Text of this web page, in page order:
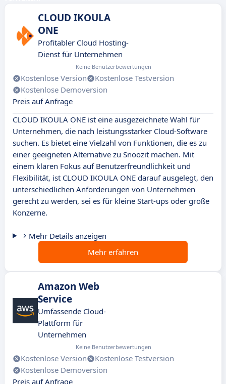
CLOUD IKOULA
ONE
Profitabler Cloud Hosting-
Dienst für Unternehmen
Keine Benutzerbewertungen
Kostenlose Version
Kostenlose Testversion
Kostenlose Demoversion
Preis auf Anfrage
CLOUD IKOULA ONE ist eine ausgezeichnete Wahl für
Unternehmen, die nach leistungsstarker Cloud-Software
suchen. Es bietet eine Vielzahl von Funktionen, die es zu
einer geeigneten Alternative zu Snoozit machen. Mit
einem klaren Fokus auf Benutzerfreundlichkeit und
Flexibilität, ist CLOUD IKOULA ONE darauf ausgelegt, den
unterschiedlichen Anforderungen von Unternehmen
gerecht zu werden, sei es für kleine Start-ups oder große
Konzerne.
Mehr Details anzeigen
Mehr erfahren
Amazon Web
Service
Umfassende Cloud-
Plattform für
Unternehmen
Keine Benutzerbewertungen
Kostenlose Version
Kostenlose Testversion
Kostenlose Demoversion
Preis auf Anfrage